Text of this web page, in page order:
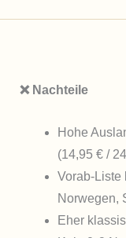
❌ Nachteile
Hohe
(14,95 € /
Vorab-Liste
Norwegen,
Eher